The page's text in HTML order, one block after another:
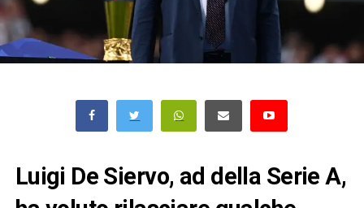
Luigi De Siervo, ad della Serie A,